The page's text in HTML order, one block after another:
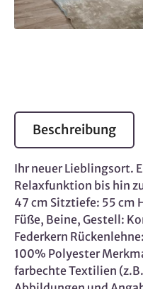
Beschreibung
Ihr neuer Lieblingsort.
Relaxfunktion bis hin
47 cm Sitztiefe: 55 cm
Füße, Beine, Gestell:
Federkern
100% Polyester
farbechte Textilien